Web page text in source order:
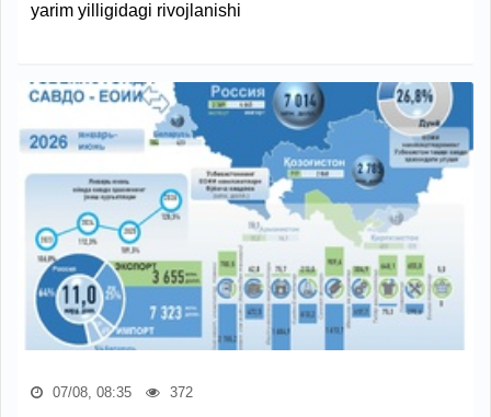
yarim yilligidagi rivojlanishi
07/08, 08:35 372